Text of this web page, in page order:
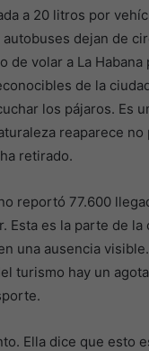
a 20 litros por
dejan de
de volar a La
de la
los pájaros. Es
reaparece no
retirado.
reportó 77.600
Esta es la parte de la
una ausencia
turismo hay un
Ella dice que esto